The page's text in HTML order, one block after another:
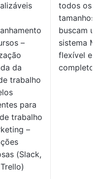
–
da
trabalho
para
trabalho
–
(Slack,
todos os
tamanhos
buscam um
sistema
flexível e
completo